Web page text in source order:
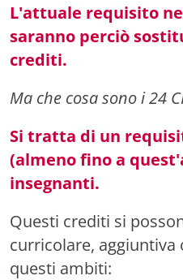
L'attuale requisito
saranno perciò
crediti.
Ma che cosa sono i 24
Si tratta di un
(almeno fino a
insegnanti.
Questi crediti si
curricolare,
questi ambiti: